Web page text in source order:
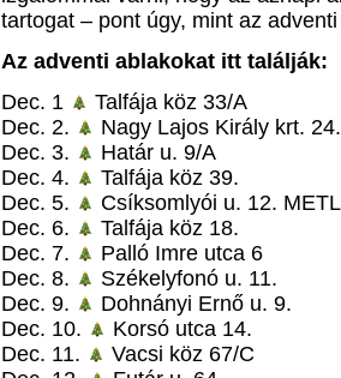
tartogat – pont úgy, mint az
Az adventi ablakokat itt találják:
Dec. 1
Talfája köz 33/A
Dec. 2.
Nagy Lajos Király krt. 24.
Dec. 3.
Határ u. 9/A
Dec. 4.
Talfája köz 39.
Dec. 5.
Csíksomlyói u. 12.
Dec. 6.
Talfája köz 18.
Dec. 7.
Palló Imre utca 6
Dec. 8.
Székelyfonó u. 11.
Dec. 9.
Dohnányi Ernő u. 9.
Dec. 10.
Korsó utca 14.
Dec. 11.
Vacsi köz 67/C